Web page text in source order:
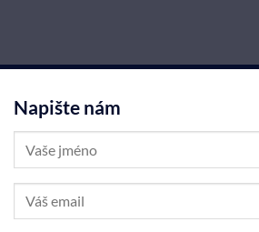
Napište nám